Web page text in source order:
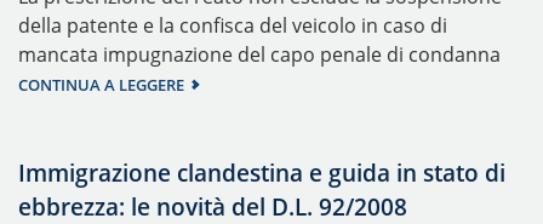
della patente e la confisca del veicolo in caso di
mancata impugnazione del capo penale di condanna
CONTINUA A LEGGERE
Immigrazione clandestina e guida in stato di
ebbrezza: le novità del D.L. 92/2008